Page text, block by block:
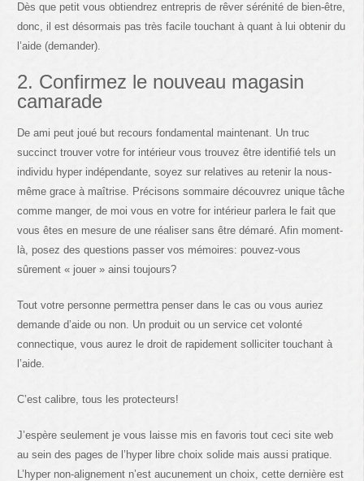
Dès que petit vous obtiendrez entrepris de rêver sérénité de bien-être,
donc, il est désormais pas très facile touchant à quant à lui obtenir du
l’aide (demander).
2. Confirmez le nouveau magasin
camarade
De ami peut joué but recours fondamental maintenant. Un truc
succinct trouver votre for intérieur vous trouvez être identifié tels un
individu hyper indépendante, soyez sur relatives au retenir la nous-
même grace à maîtrise. Précisons sommaire découvrez unique tâche
comme manger, de moi vous en votre for intérieur parlera le fait que
vous êtes en mesure de une réaliser sans être démaré. Afin moment-
là, posez des questions passer vos mémoires: pouvez-vous
sûrement « jouer » ainsi toujours?
Tout votre personne permettra penser dans le cas ou vous auriez
demande d’aide ou non. Un produit ou un service cet volonté
connectique, vous aurez le droit de rapidement solliciter touchant à
l’aide.
C’est calibre, tous les protecteurs!
J’espère seulement je vous laisse mis en favoris tout ceci site web
au sein des pages de l’hyper libre choix solide mais aussi pratique.
L’hyper non-alignement n’est aucunement un choix, cette dernière est